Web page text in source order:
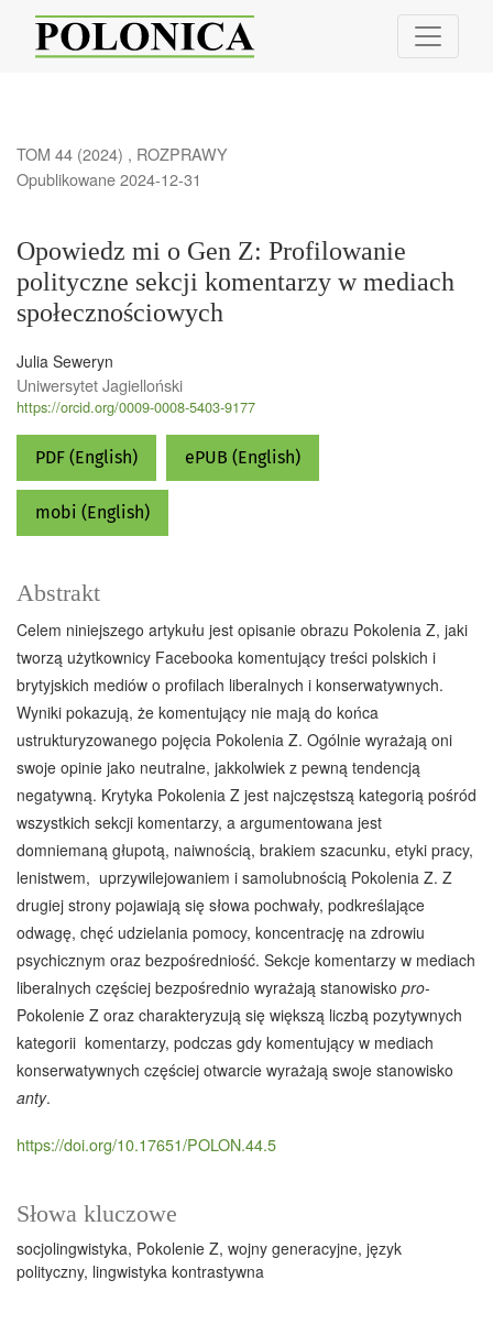
Opowiedz mi o Gen Z: Profilowanie polityczne sekcji komentarzy w
TOM 44 (2024) , ROZPRAWY
Opowiedz mi o Gen Z: Profilowanie
polityczne sekcji komentarzy w mediach
społecznościowych
Opublikowane 2024-12-31
Julia Seweryn
Uniwersytet Jagielloński
https://orcid.org/0009-0008-5403-9177
PDF (English) ePUB (English)
mobi (English)
Słowa kluczowe
socjolingwistyka Pokolenie Z wojny generacyjne język
polityczny lingwistyka kontrastywna
Abstrakt
Celem niniejszego artykułu jest opisanie obrazu Pokolenia Z, jaki
tworzą użytkownicy Facebooka komentujący treści polskich i
brytyjskich mediów o profilach liberalnych i konserwatywnych.
Wyniki pokazują, że komentujący nie mają do końca
ustrukturyzowanego pojęcia Pokolenia Z. Ogólnie wyrażają oni
swoje opinie jako neutralne, jakkolwiek z pewną tendencją
negatywną. Krytyka Pokolenia Z jest najczęstszą kategorią pośród
wszystkich sekcji komentarzy, a argumentowana jest
domniemaną głupotą, naiwnością, brakiem szacunku, etyki pracy,
lenistwem, uprzywilejowaniem i samolubnością Pokolenia Z. Z
drugiej strony pojawiają się słowa pochwały, podkreślające
odwagę, chęć udzielania pomocy, koncentrację na zdrowiu
psychicznym oraz bezpośredniość. Sekcje komentarzy w mediach
liberalnych częściej bezpośrednio wyrażają stanowisko pro-
Pokolenie Z oraz charakteryzują się większą liczbą pozytywnych
kategorii komentarzy, podczas gdy komentujący w mediach
konserwatywnych częściej otwarcie wyrażają swoje stanowisko
anty.
https://doi.org/10.17651/POLON.44.5